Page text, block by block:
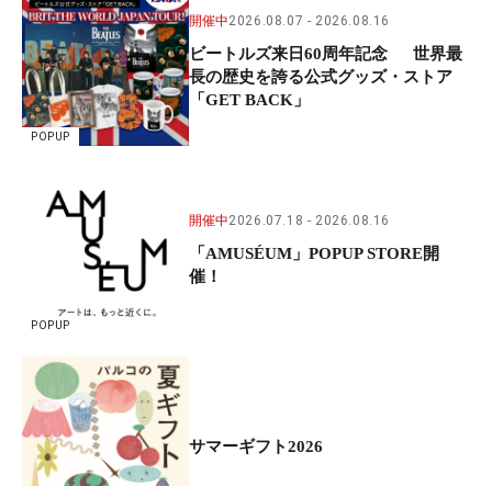
POPUP
開催中2026.08.07 2026.08.16
ビートルズ来日60周年記念 世界最
長の歴史を誇る公式グッズ・ストア
「GET BACK」
POPUP
開催中2026.07.18 2026.08.16
「AMUSÉUM」POPUP STORE開
催！
サマーギフト2026